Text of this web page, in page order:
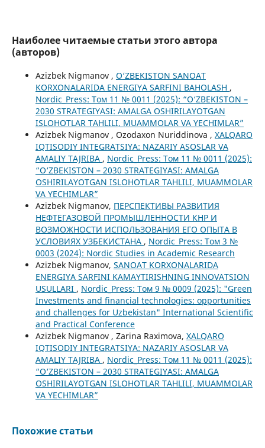
Наиболее читаемые статьи этого автора
(авторов)
Azizbek Nigmanov , O‘ZBEKISTON SANOAT
KORXONALARIDA ENERGIYA SARFINI BAHOLASH ,
Nordic_Press: Том 11 № 0011 (2025): “O‘ZBEKISTON –
2030 STRATEGIYASI: AMALGA OSHIRILAYOTGAN
ISLOHOTLAR TAHLILI, MUAMMOLAR VA YECHIMLAR”
Azizbek Nigmanov , Ozodaxon Nuriddinova , XALQARO
IQTISODIY INTEGRATSIYA: NAZARIY ASOSLAR VA
AMALIY TAJRIBA , Nordic_Press: Том 11 № 0011 (2025):
“O‘ZBEKISTON – 2030 STRATEGIYASI: AMALGA
OSHIRILAYOTGAN ISLOHOTLAR TAHLILI, MUAMMOLAR
VA YECHIMLAR”
Azizbek Nigmanov, ПЕРСПЕКТИВЫ РАЗВИТИЯ
НЕФТЕГАЗОВОЙ ПРОМЫШЛЕННОСТИ КНР И
ВОЗМОЖНОСТИ ИСПОЛЬЗОВАНИЯ ЕГО ОПЫТА В
УСЛОВИЯХ УЗБЕКИСТАНА , Nordic_Press: Том 3 №
0003 (2024): Nordic Studies in Academic Research
Azizbek Nigmanov, SANOAT KORXONALARIDA
ENERGIYA SARFINI KAMAYTIRISHNING INNOVATSION
USULLARI , Nordic_Press: Том 9 № 0009 (2025): "Green
Investments and financial technologies: opportunities
and challenges for Uzbekistan" International Scientific
and Practical Conference
Azizbek Nigmanov , Zarina Raximova, XALQARO
IQTISODIY INTEGRATSIYA: NAZARIY ASOSLAR VA
AMALIY TAJRIBA , Nordic_Press: Том 11 № 0011 (2025):
“O‘ZBEKISTON – 2030 STRATEGIYASI: AMALGA
OSHIRILAYOTGAN ISLOHOTLAR TAHLILI, MUAMMOLAR
VA YECHIMLAR”
Похожие статьи